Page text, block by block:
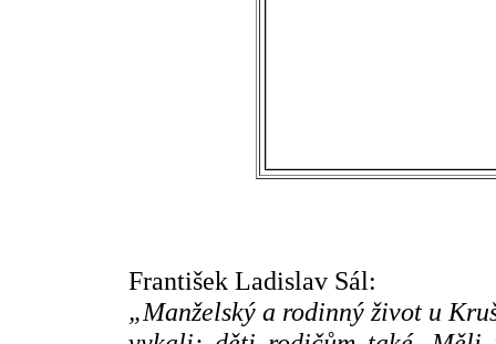
František Ladislav Sál:
„Manželský a rodinný život u